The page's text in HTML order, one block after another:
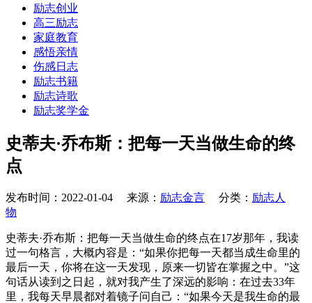
励志创业
高三励志
家庭教育
感悟亲情
伤感日志
励志书籍
励志诗歌
励志奖学金
史蒂夫·乔布斯：把每一天当做生命的终
点
发布时间：2022-01-04 来源： 励志金言 分类： 励志人
物
史蒂夫·乔布斯：把每一天当做生命的终点在17岁那年，我读
过一句格言，大概内容是：“如果你把每一天都当成生命里的
最后一天，你将在这一天发现，原来一切皆在掌握之中。”这
句话从读到之日起，就对我产生了深远的影响：在过去33年
里，我每天早晨都对着镜子问自己：“如果今天是我生命的最